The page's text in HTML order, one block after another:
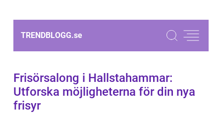
TRENDBLOGG.se
Frisörsalong i Hallstahammar:
Utforska möjligheterna för din nya
frisyr